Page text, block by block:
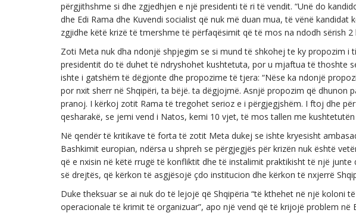
përgjithshme si dhe zgjedhjen e një presidenti të ri të vendit. “Unë do
dhe Edi Rama dhe Kuvendi socialist që nuk më duan mua, të vënë kandidat
zgjidhe këtë krizë të tmershme të përfaqësimit që të mos na ndodh sërish 2
Zoti Meta nuk dha ndonjë shpjegim se si mund të shkohej te ky propozim i
presidentit do të duhet të ndryshohet kushtetuta, por u mjaftua të thoshte
ishte i gatshëm të dëgjonte dhe propozime të tjera: “Nëse ka ndonjë
por nxit sherr në Shqipëri, ta bëjë. ta dëgjojmë. Asnjë propozim që dhunon
pranoj. I kërkoj zotit Rama të tregohet serioz e i përgjegjshëm. I ftoj dhe
qesharakë, se jemi vend i Natos, kemi 10 vjet, të mos tallen me kushtetutën
Në qendër të kritikave të forta të zotit Meta dukej se ishte kryesisht
Bashkimit europian, ndërsa u shpreh se përgjegjës për krizën nuk është
që e nxisin në këtë rrugë të konfliktit dhe të instalimit praktikisht të një
së drejtës, që kërkon të asgjësojë çdo institucion dhe kërkon të nxjerrë
Duke theksuar se ai nuk do të lejojë që Shqipëria “të kthehet në një koloni
operacionale të krimit të organizuar”, apo një vend që të krijojë problem në